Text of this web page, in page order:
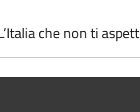
che non ti